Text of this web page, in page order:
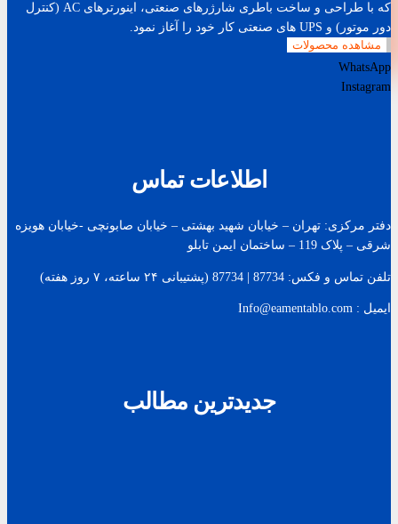
مشاهده محصولات
که با طراحی و ساخت باطری شارژرهای صنعتی، اینورترهای AC (کنترل
دور موتور) و UPS های صنعتی کار خود را آغاز نمود.
WhatsApp
Instagram
اطلاعات تماس
دفتر مرکزی: تهران – خیابان شهید بهشتی – خیابان صابونچی -خیابان هويزه
شرقی – پلاک 119 – ساختمان ایمن تابلو
تلفن تماس و فکس: 87734 | 87734 (پشتیبانی ۲۴ ساعته، ۷ روز هفته)
ایمیل : Info@eamentablo.com
جدیدترین مطالب